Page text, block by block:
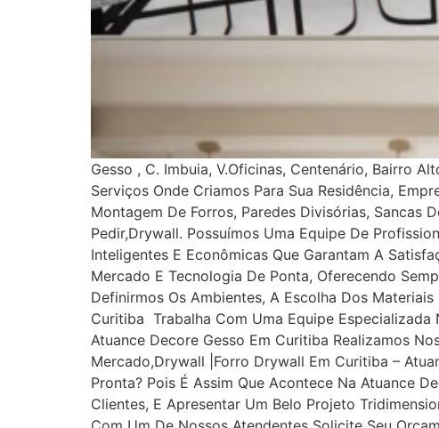
Gesso , C. Imbuia, V.Oficinas, Centenário, Bairro
Serviços Onde Criamos Para Sua Residência,
Montagem De Forros, Paredes Divisórias, Sancas
Pedir,drywall. Possuímos Uma Equipe De
Inteligentes E Econômicas Que Garantam A
Mercado E Tecnologia De Ponta, Oferecendo
Definirmos Os Ambientes, A Escolha Dos
Curitiba Trabalha Com Uma Equipe
Atuance Decore Gesso Em Curitiba Realizamos
Mercado,drywall |Forro Drywall Em Curitiba –
Pronta? Pois É Assim Que Acontece Na Atuance
Clientes, E Apresentar Um Belo Projeto